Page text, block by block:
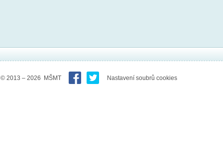
© 2013 – 2026 MŠMT Nastavení soubrů cookies